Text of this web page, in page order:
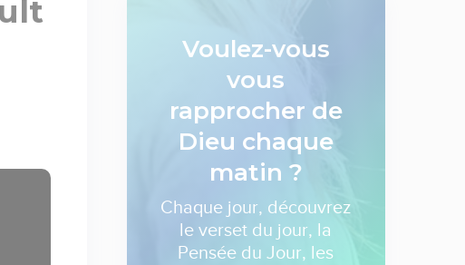
Voulez-vous
vous
rapprocher de
Dieu chaque
matin ?
Chaque jour, découvrez
le verset du jour, la
Pensée du Jour, les